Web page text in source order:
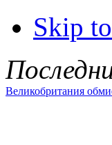
Skip
Великобритания